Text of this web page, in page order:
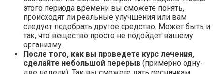
этого периода времени вы сможете понять,
происходят ли реальные улучшения или вам
следует подобрать другое средство. Может быть и
так, что вещество просто не подойдет вашему
организму.
После того, как вы проведете курс лечения,
сделайте небольшой перерыв (примерно одну-